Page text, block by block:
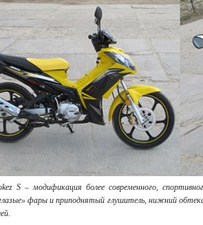
S – модификация более современного,
фары и приподнятый глушитель, нижний